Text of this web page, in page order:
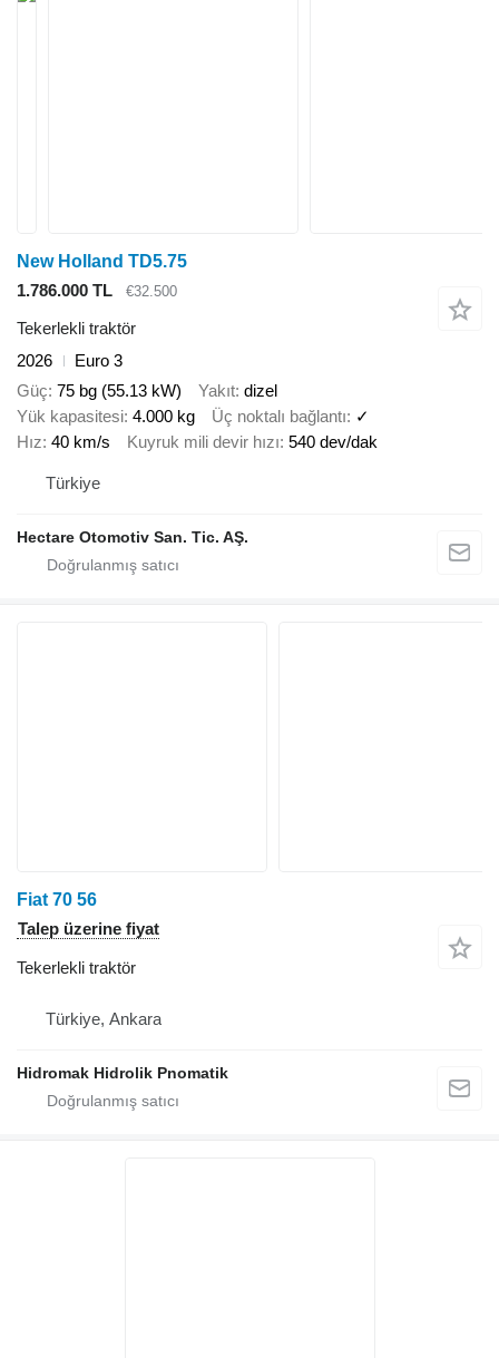
New Holland TD5.75
1.786.000 TL
€32.500
Tekerlekli traktör
2026
Euro 3
Güç 75 bg (55.13 kW) Yakıt dizel
Yük kapasitesi 4.000 kg Üç noktalı bağlantı
✓
Hız 40 km/s Kuyruk mili devir hızı 540 dev/dak
Türkiye
Hectare Otomotiv San. Tic. AŞ.
Fiat 70 56
Talep üzerine fiyat
Tekerlekli traktör
Türkiye, Ankara
Hidromak Hidrolik Pnomatik